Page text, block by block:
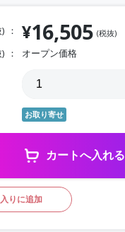
¥16,505 (税抜)
オープン価格
お取り寄せ
カートへ入れる
りに追加